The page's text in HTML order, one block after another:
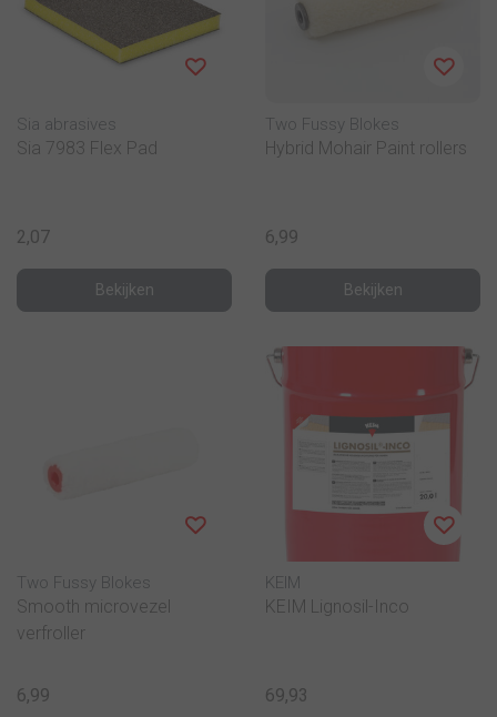
Sia abrasives
Sia 7983 Flex Pad
2,07
Bekijken
Two Fussy Blokes
Hybrid Mohair Paint rollers
6,99
Bekijken
Two Fussy Blokes
Smooth microvezel
verfroller
6,99
KEIM
KEIM Lignosil-Inco
69,93